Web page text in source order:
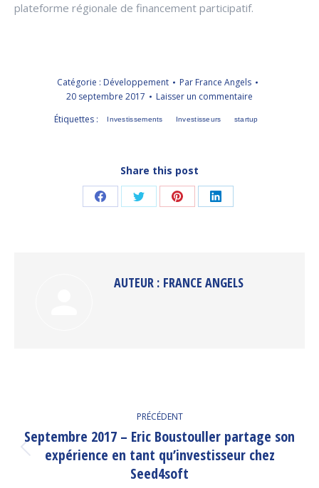
plateforme régionale de financement participatif.
Catégorie : Développement Par France Angels
20 septembre 2017
Laisser un commentaire
Étiquettes :
Investissements Investisseurs startup
Share this post
PartagerPartagerPartagerPartager
AUTEUR : FRANCE ANGELS
ARTICLE
PRÉCÉDENT
Article
précédent
Septembre 2017 – Eric Boustouller partage son
expérience en tant qu’investisseur chez
Seed4soft